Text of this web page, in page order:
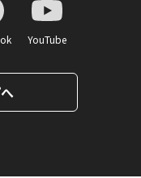
YouTube